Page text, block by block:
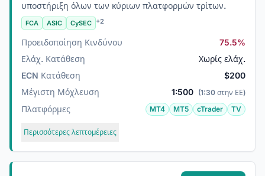
υποστήριξη όλων των κύριων πλατφορμών τρίτων.
FCA ASIC CySEC +2
Προειδοποίηση Κινδύνου
75.5%
Ελάχ. Κατάθεση
Χωρίς ελάχ.
ECN Κατάθεση
$200
Μέγιστη Μόχλευση
1:500 (1:30 στην ΕΕ)
Πλατφόρμες MT4 MT5 cTrader TV
Περισσότερες λεπτομέρειες